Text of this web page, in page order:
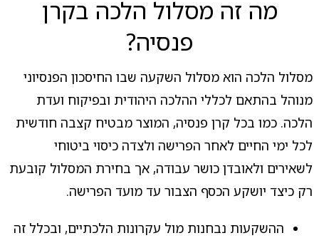
מה זה מסלול הלכה בקרן
פנסיה?
מסלול הלכה הוא מסלול השקעה שבו החיסכון הפנסיוני
מנוהל בהתאם לכללי ההלכה היהודית ובפיקוח ועדת
הלכה. כמו בכל קרן פנסיה, המוצר מבטיח קצבה חודשית
לכל ימי החיים לאחר הפרישה ולצדה כיסוי ביטוחי
לשאירים ולאובדן כושר עבודה, אך בחירת המסלול קובעת
רק כיצד יושקע הכסף הצבור עד מועד הפרישה.
ההשקעות נבחנות מול עקרונות הלכתיים, ובכלל זה